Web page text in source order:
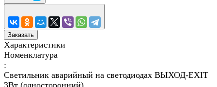
Заказать
Характеристики
Номенклатура
:
Светильник аварийный на светодиодах ВЫХОД-EXIT